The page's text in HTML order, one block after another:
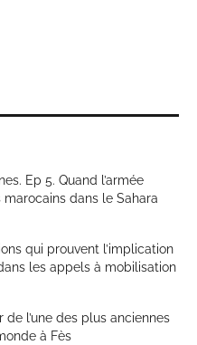
Ep 5. Quand l’armée
dans le Sahara
qui prouvent l’implication
les appels à mobilisation
l’une des plus anciennes
à Fès